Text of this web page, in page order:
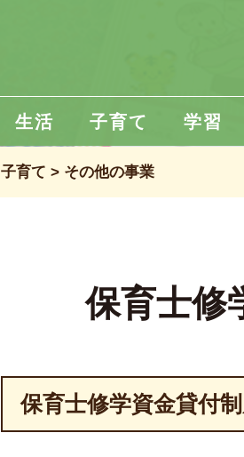
生活 子育て 学習
子育て その他の事業
保育士修
保育士修学資金貸付